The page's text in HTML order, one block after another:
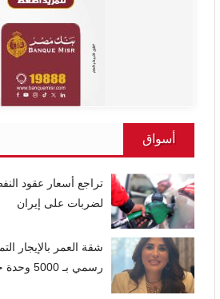
أسواق
تراجع أسعار عقود
لضربات على إيران
شقة العمر بالإيجار
رسمي بـ 5000 وحدة جديدة في 25 محافظة